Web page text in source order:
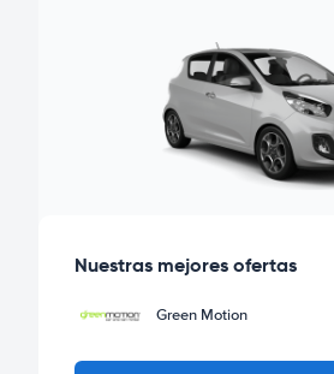
Nuestras mejores ofertas
Green Motion